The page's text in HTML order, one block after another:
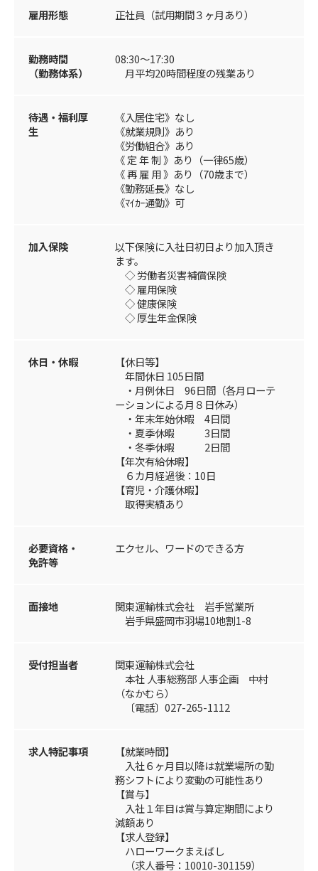
雇用形態 正社員（試用期間３ヶ月あり）
勤務時間
（勤務体系）
08:30～17:30
月平均20時間程度の残業あり
待遇・福利厚
生
《入居住宅》なし
《就業規則》あり
《労働組合》あり
《 定 年 制 》あり（一律65歳）
《 再 雇 用 》あり（70歳まで）
《勤務延長》なし
《ﾏｲｶｰ通勤》可
加入保険
以下保険に入社日初日より加入頂き
ます。
◇ 労働者災害補償保険
◇ 雇用保険
◇ 健康保険
◇ 厚生年金保険
休日・休暇
【休日等】
年間休日 105日間
・月例休日 96日間（各月ローテ
ーションによる月８日休み）
・年末年始休暇 4日間
・夏季休暇 3日間
・冬季休暇 2日間
【年次有給休暇】
６カ月経過後：10日
【育児・介護休暇】
取得実績あり
必要資格・
免許等
エクセル、ワードのできる方
面接地
関東運輸株式会社 岩手営業所
岩手県盛岡市羽場10地割1-8
受付担当者
関東運輸株式会社
本社 人事総務部 人事企画 中村
（なかむら）
〔電話〕027-265-1112
求人特記事項
【就業時間】
入社６ヶ月目以降は就業場所の勤
務シフトにより変動の可能性あり
【賞与】
入社１年目は賞与算定期間により
減額あり
【求人登録】
ハローワークまえばし
（求人番号：10010-301159）